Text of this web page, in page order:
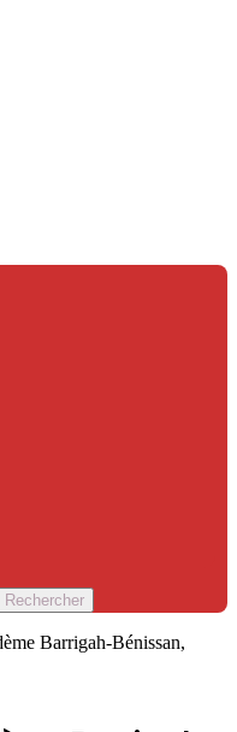
Rechercher
Barrigah-Bénissan,